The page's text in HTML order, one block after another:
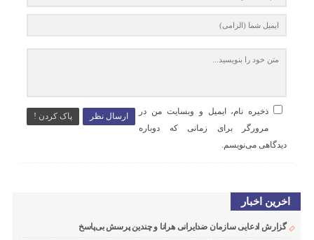
ارسال نظر پاک کردن !
ذخیره نام، ایمیل و وبسایت من در
مرورگر برای زمانی که دوباره
دیدگاهی می‌نویسم.
اخرین اخبار
گزارش ادعایی سازمان ضدایرانی هرانا و چندین پرسش بی‌پاسخ